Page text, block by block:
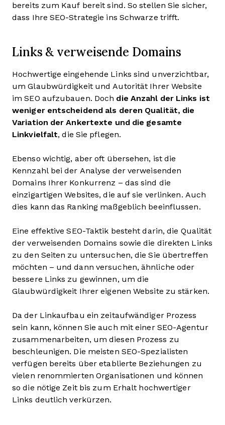
bereits zum Kauf bereit sind. So stellen Sie sicher,
dass Ihre SEO-Strategie ins Schwarze trifft.
Links & verweisende Domains
Hochwertige eingehende Links sind unverzichtbar,
um Glaubwürdigkeit und Autorität Ihrer Website
im SEO aufzubauen. Doch die Anzahl der Links ist
weniger entscheidend als deren Qualität, die
Variation der Ankertexte und die gesamte
Linkvielfalt, die Sie pflegen.
Ebenso wichtig, aber oft übersehen, ist die
Kennzahl bei der Analyse der verweisenden
Domains Ihrer Konkurrenz – das sind die
einzigartigen Websites, die auf sie verlinken. Auch
dies kann das Ranking maßgeblich beeinflussen.
Eine effektive SEO-Taktik besteht darin, die Qualität
der verweisenden Domains sowie die direkten Links
zu den Seiten zu untersuchen, die Sie übertreffen
möchten – und dann versuchen, ähnliche oder
bessere Links zu gewinnen, um die
Glaubwürdigkeit Ihrer eigenen Website zu stärken.
Da der Linkaufbau ein zeitaufwändiger Prozess
sein kann, können Sie auch mit einer SEO-Agentur
zusammenarbeiten, um diesen Prozess zu
beschleunigen. Die meisten SEO-Spezialisten
verfügen bereits über etablierte Beziehungen zu
vielen renommierten Organisationen und können
so die nötige Zeit bis zum Erhalt hochwertiger
Links deutlich verkürzen.